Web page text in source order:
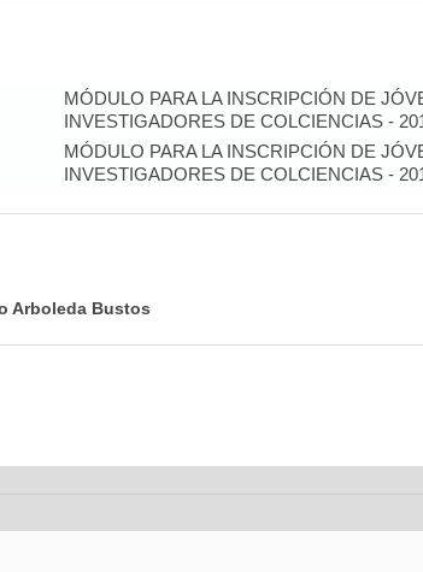
MÓDULO PARA LA INSCRIPCIÓN DE
INVESTIGADORES DE COLCIENCIAS -
MÓDULO PARA LA INSCRIPCIÓN DE
INVESTIGADORES DE COLCIENCIAS -
Arboleda Bustos